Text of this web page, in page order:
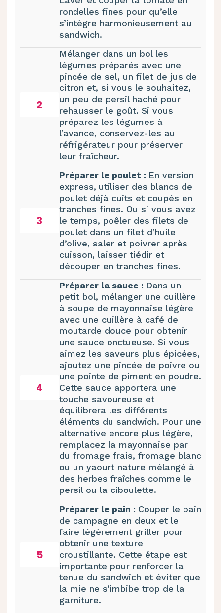
rondelles fines pour qu’elle
s’intègre harmonieusement au
sandwich.
2
Mélanger dans un bol les
légumes préparés avec une
pincée de sel, un filet de jus de
citron et, si vous le souhaitez,
un peu de persil haché pour
rehausser le goût. Si vous
préparez les légumes à
l’avance, conservez-les au
réfrigérateur pour préserver
leur fraîcheur.
3
Préparer le poulet : En version
express, utiliser des blancs de
poulet déjà cuits et coupés en
tranches fines. Ou si vous avez
le temps, poêler des filets de
poulet dans un filet d’huile
d’olive, saler et poivrer après
cuisson, laisser tiédir et
découper en tranches fines.
4
Préparer la sauce : Dans un
petit bol, mélanger une cuillère
à soupe de mayonnaise légère
avec une cuillère à café de
moutarde douce pour obtenir
une sauce onctueuse. Si vous
aimez les saveurs plus épicées,
ajoutez une pincée de poivre ou
une pointe de piment en poudre.
Cette sauce apportera une
touche savoureuse et
équilibrera les différents
éléments du sandwich. Pour une
alternative encore plus légère,
remplacez la mayonnaise par
du fromage frais, fromage blanc
ou un yaourt nature mélangé à
des herbes fraîches comme le
persil ou la ciboulette.
5
Préparer le pain : Couper le pain
de campagne en deux et le
faire légèrement griller pour
obtenir une texture
croustillante. Cette étape est
importante pour renforcer la
tenue du sandwich et éviter que
la mie ne s’imbibe trop de la
garniture.